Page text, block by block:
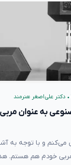
• دکتر علی‌اصغر هنرمند
به عنوان
و با توجه به
مربی خودم هم هستم.